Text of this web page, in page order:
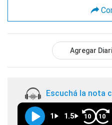
Agregar
Escuchá la nota
1 1.5 10 10